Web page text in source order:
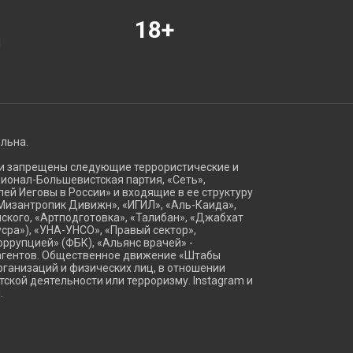
18+
запрещены следующие террористические и
Большевистская партия, «Сеть»,
Иеговы в России» и входящие в ее структуру
Дивижн», «ИГИЛ», «Аль-Каида»,
«Артподготовка», «Талибан», «Джабхат
«УНА-УНСО», «Правый сектор»,
(ФБК), «Альянс врачей» -
Общественное движение «Штабы
и физических лиц, в отношении
деятельности или терроризму. Instagram и